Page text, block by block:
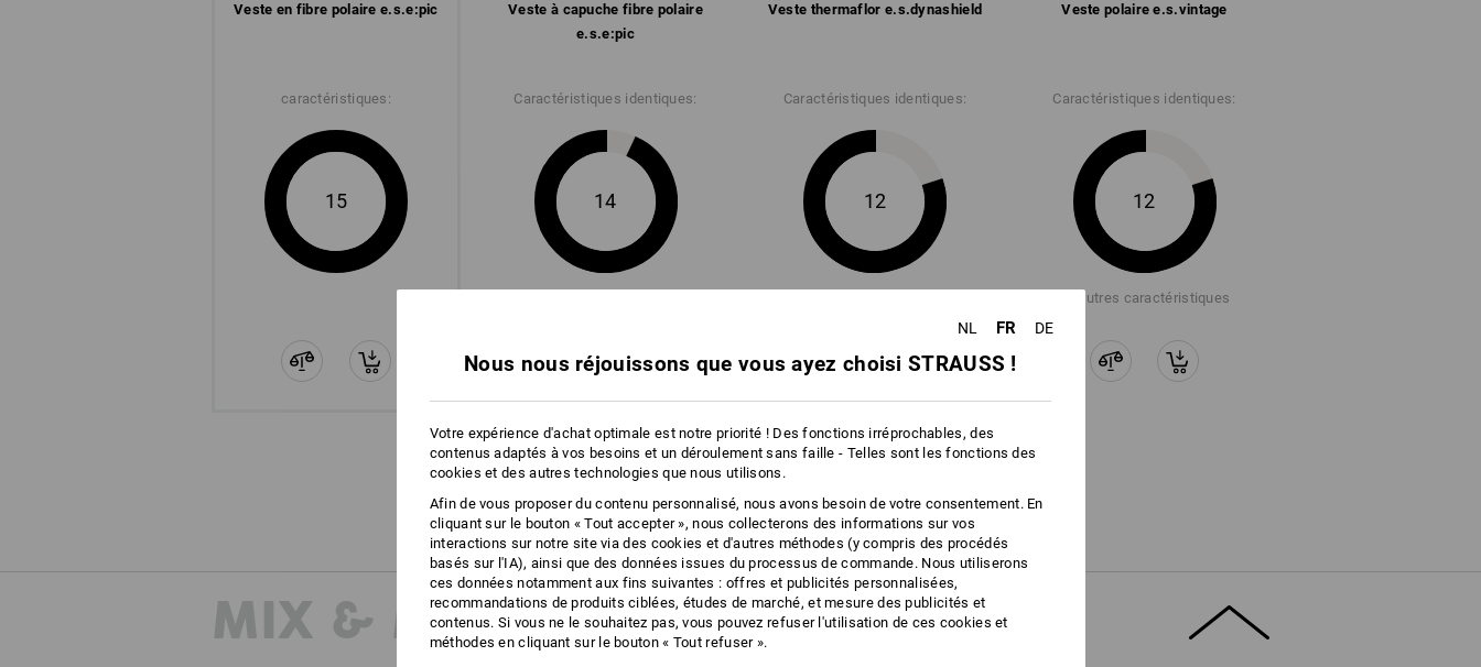
Ne pas nettoyer à sec
Personnalisation :
Service de logos
Veste en fibre polaire e.s.​e:pic
caractéristiques:
15
Veste à capuche fibre polaire
e.s.​e:pic
Veste thermaflor e.s.​dynashield Veste polaire e.s.​vintage
Caractéristiques identiques:
14
Caractéristiques identiques:
12
Caractéristiques identiques:
12
+7 autres caractéristiques
Comparer tous les détails
MIX & MATCH
NL FR DE
Nous nous réjouissons que vous ayez choisi STRAUSS !
Votre expérience d'achat optimale est notre priorité ! Des fonctions irréprochables, des
contenus adaptés à vos besoins et un déroulement sans faille - Telles sont les fonctions des
cookies et des autres technologies que nous utilisons.
Afin de vous proposer du contenu personnalisé, nous avons besoin de votre consentement. En
cliquant sur le bouton « Tout accepter », nous collecterons des informations sur vos
interactions sur notre site via des cookies et d'autres méthodes (y compris des procédés
basés sur l'IA), ainsi que des données issues du processus de commande. Nous utiliserons
ces données notamment aux fins suivantes : offres et publicités personnalisées,
recommandations de produits ciblées, études de marché, et mesure des publicités et
contenus. Si vous ne le souhaitez pas, vous pouvez refuser l'utilisation de ces cookies et
méthodes en cliquant sur le bouton « Tout refuser ».